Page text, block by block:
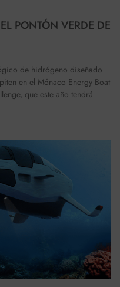
PONTÓN VERDE DE
de hidrógeno diseñado
en el Mónaco Energy Boat
que este año tendrá